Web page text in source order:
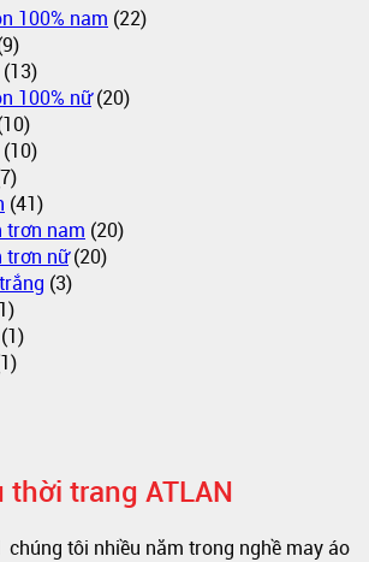
100% nam (22)
(13)
100% nữ (20)
(10)
(41)
trơn nam (20)
trơn nữ (20)
(3)
(1)
trang ATLAN
chúng tôi nhiều năm trong nghề may áo